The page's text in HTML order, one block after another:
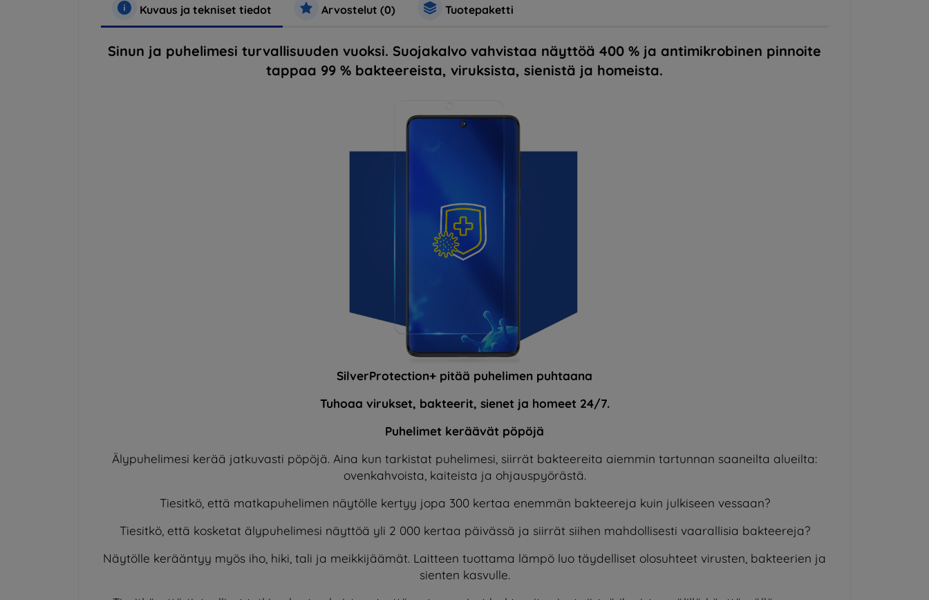
Kuvaus ja tekniset tiedot Arvostelut (0) Tuotepaketti
Sinun ja puhelimesi turvallisuuden vuoksi. Suojakalvo vahvistaa näyttöä 400 % ja antimikrobinen pinnoite
tappaa 99 % bakteereista, viruksista, sienistä ja homeista.
SilverProtection+ pitää puhelimen puhtaana
Tuhoaa virukset, bakteerit, sienet ja homeet 24/7.
Puhelimet keräävät pöpöjä
Älypuhelimesi kerää jatkuvasti pöpöjä. Aina kun tarkistat puhelimesi, siirrät bakteereita aiemmin tartunnan saaneilta alueilta:
ovenkahvoista, kaiteista ja ohjauspyörästä.
Tiesitkö, että matkapuhelimen näytölle kertyy jopa 300 kertaa enemmän bakteereja kuin julkiseen vessaan?
Tiesitkö, että kosketat älypuhelimesi näyttöä yli 2 000 kertaa päivässä ja siirrät siihen mahdollisesti vaarallisia bakteereja?
Näytölle kerääntyy myös iho, hiki, tali ja meikkijäämät. Laitteen tuottama lämpö luo täydelliset olosuhteet virusten, bakteerien ja
sienten kasvulle.